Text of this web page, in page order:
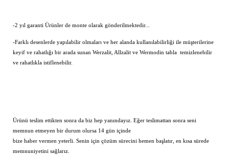
-2 yıl garanti Ürünler de monte olarak gönderilmektedir...
-Farklı desenlerde yapılabilir olmaları ve her alanda kullanılabilirliği ile müşterilerine
keyif ve rahatlığı bir arada sunan Werzalit, Allzalit ve Wermodin tabla temizlenebilir
ve rahatlıkla istiflenebilir.
Ürünü teslim ettikten sonra da biz hep yanındayız. Eğer teslimattan sonra seni
memnun etmeyen bir durum olursa 14 gün içinde
bize haber vermen yeterli. Senin için çözüm sürecini hemen başlatır, en kısa sürede
memnuniyetini sağlarız.